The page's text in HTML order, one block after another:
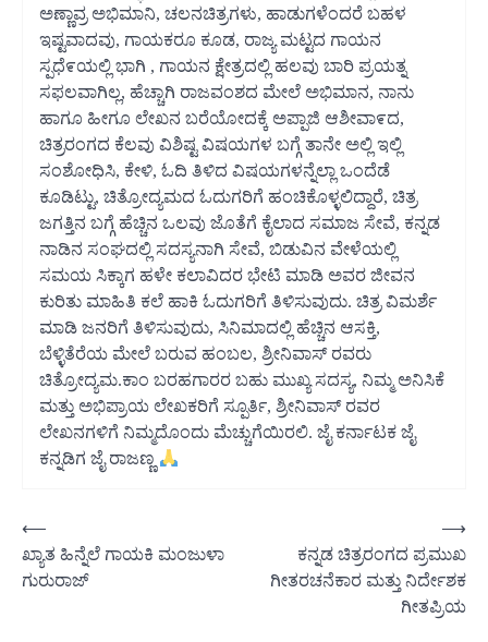
ಅಣ್ಣಾವ್ರ ಅಭಿಮಾನಿ, ಚಲನಚಿತ್ರಗಳು, ಹಾಡುಗಳೆಂದರೆ ಬಹಳ
ಇಷ್ಟವಾದವು, ಗಾಯಕರೂ ಕೂಡ, ರಾಜ್ಯ ಮಟ್ಟದ ಗಾಯನ
ಸ್ಪಧೆ೯ಯಲ್ಲಿ ಭಾಗಿ , ಗಾಯನ ಕ್ಷೇತ್ರದಲ್ಲಿ ಹಲವು ಬಾರಿ ಪ್ರಯತ್ನ
ಸಫಲವಾಗಿಲ್ಲ, ಹೆಚ್ಚಾಗಿ ರಾಜವಂಶದ ಮೇಲೆ ಅಭಿಮಾನ, ನಾನು
ಹಾಗೂ ಹೀಗೂ ಲೇಖನ ಬರೆಯೋದಕ್ಕೆ ಅಪ್ಪಾಜಿ ಆಶೀವಾ೯ದ,
ಚಿತ್ರರಂಗದ ಕೆಲವು ವಿಶಿಷ್ಟ ವಿಷಯಗಳ ಬಗ್ಗೆ ತಾನೇ ಅಲ್ಲಿ ಇಲ್ಲಿ
ಸಂಶೋಧಿಸಿ, ಕೇಳಿ, ಓದಿ ತಿಳಿದ ವಿಷಯಗಳನ್ನೆಲ್ಲಾ ಒಂದೆಡೆ
ಕೂಡಿಟ್ಟು, ಚಿತ್ರೋದ್ಯಮದ ಓದುಗರಿಗೆ ಹಂಚಿಕೊಳ್ಳಲಿದ್ದಾರೆ, ಚಿತ್ರ
ಜಗತ್ತಿನ ಬಗ್ಗೆ ಹೆಚ್ಚಿನ ಒಲವು ಜೊತೆಗೆ ಕೈಲಾದ ಸಮಾಜ ಸೇವೆ, ಕನ್ನಡ
ನಾಡಿನ ಸಂಘದಲ್ಲಿ ಸದಸ್ಯನಾಗಿ ಸೇವೆ, ಬಿಡುವಿನ ವೇಳೆಯಲ್ಲಿ
ಸಮಯ ಸಿಕ್ಕಾಗ ಹಳೇ ಕಲಾವಿದರ ಭೇಟಿ ಮಾಡಿ ಅವರ ಜೀವನ
ಕುರಿತು ಮಾಹಿತಿ ಕಲೆ ಹಾಕಿ ಓದುಗರಿಗೆ ತಿಳಿಸುವುದು. ಚಿತ್ರ ವಿಮರ್ಶೆ
ಮಾಡಿ ಜನರಿಗೆ ತಿಳಿಸುವುದು, ಸಿನಿಮಾದಲ್ಲಿ ಹೆಚ್ಚಿನ ಆಸಕ್ತಿ,
ಬೆಳ್ಳಿತೆರೆಯ ಮೇಲೆ ಬರುವ ಹಂಬಲ, ಶ್ರೀನಿವಾಸ್ ರವರು
ಚಿತ್ರೋದ್ಯಮ.ಕಾಂ ಬರಹಗಾರರ ಬಹು ಮುಖ್ಯ ಸದಸ್ಯ, ನಿಮ್ಮ ಅನಿಸಿಕೆ
ಮತ್ತು ಅಭಿಪ್ರಾಯ ಲೇಖಕರಿಗೆ ಸ್ಪೂರ್ತಿ, ಶ್ರೀನಿವಾಸ್ ರವರ
ಲೇಖನಗಳಿಗೆ ನಿಮ್ಮದೊಂದು ಮೆಚ್ಚುಗೆಯಿರಲಿ. ಜೈ ಕರ್ನಾಟಕ ಜೈ
ಕನ್ನಡಿಗ ಜೈ ರಾಜಣ್ಣ
Post
navigation
⟵
ಖ್ಯಾತ ಹಿನ್ನೆಲೆ ಗಾಯಕಿ ಮಂಜುಳಾ
ಗುರುರಾಜ್
ಕನ್ನಡ ಚಿತ್ರರಂಗದ ಪ್ರಮುಖ
ಗೀತರಚನೆಕಾರ ಮತ್ತು ನಿರ್ದೇಶಕ
ಗೀತಪ್ರಿಯ
⟶